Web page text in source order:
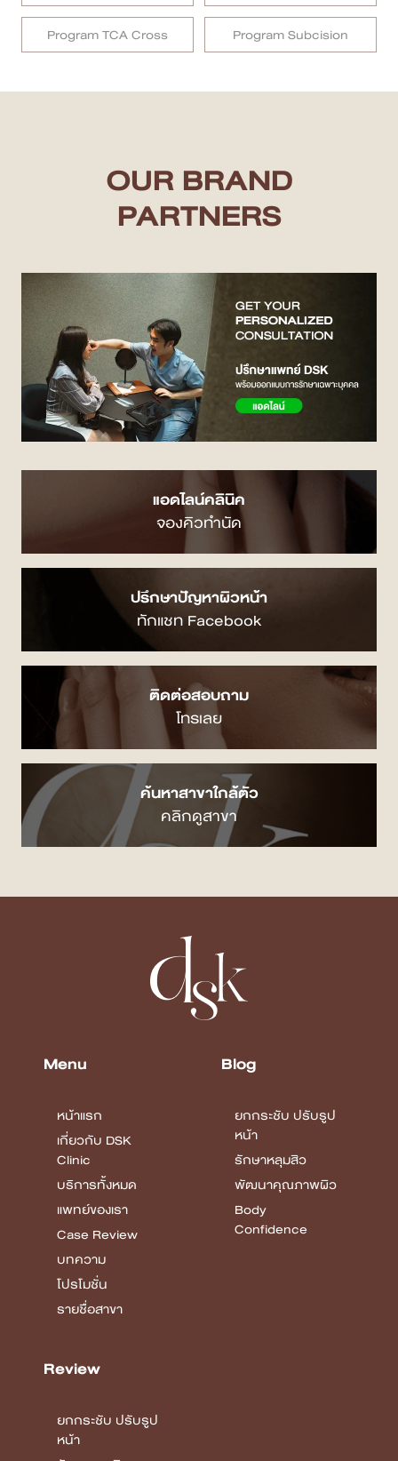
สาขา CDC
Program TCA Cross Program Subcision
OUR BRAND
PARTNERS
แอดไลน์คลินิค
จองคิวทำนัด
ปรึกษาปัญหาผิวหน้า
ทักแชท Facebook
ติดต่อสอบถาม
โทรเลย
ค้นหาสาขาใกล้ตัว
คลิกดูสาขา
Menu
หน้าแรก
เกี่ยวกับ DSK
Clinic
บริการทั้งหมด
แพทย์ของเรา
Case Review
บทความ
โปรโมชั่น
รายชื่อสาขา
Blog
ยกกระชับ ปรับรูป
หน้า
รักษาหลุมสิว
พัฒนาคุณภาพผิว
Body
Confidence
Review
ยกกระชับ ปรับรูป
หน้า